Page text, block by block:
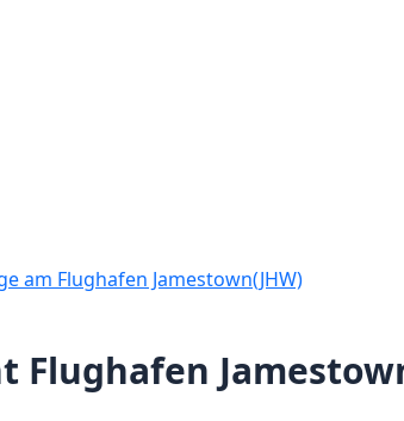
am Flughafen Jamestown(JHW)
Flughafen